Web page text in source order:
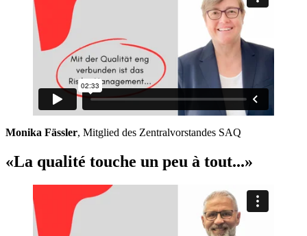
Monika Fässler, Mitglied des Zentralvorstandes SAQ
«La qualité touche un peu à tout...»